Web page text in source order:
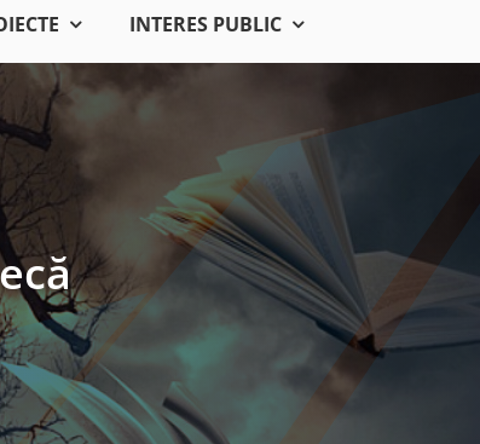
INTERES PUBLIC